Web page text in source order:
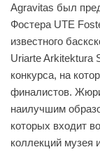
Agravitas был
Фостера UTE
известного
Uriarte Arkitektura
конкурса, на
финалистов.
наилучшим
которых входит
коллекций музея